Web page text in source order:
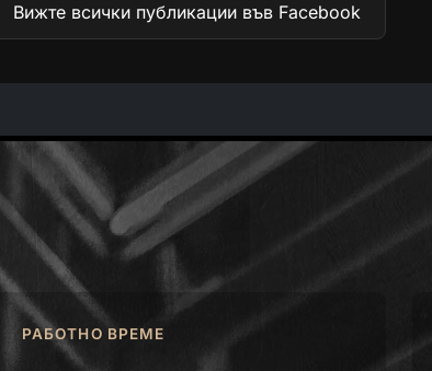
Вижте всички публикации във Facebook
РАБОТНО ВРЕМЕ